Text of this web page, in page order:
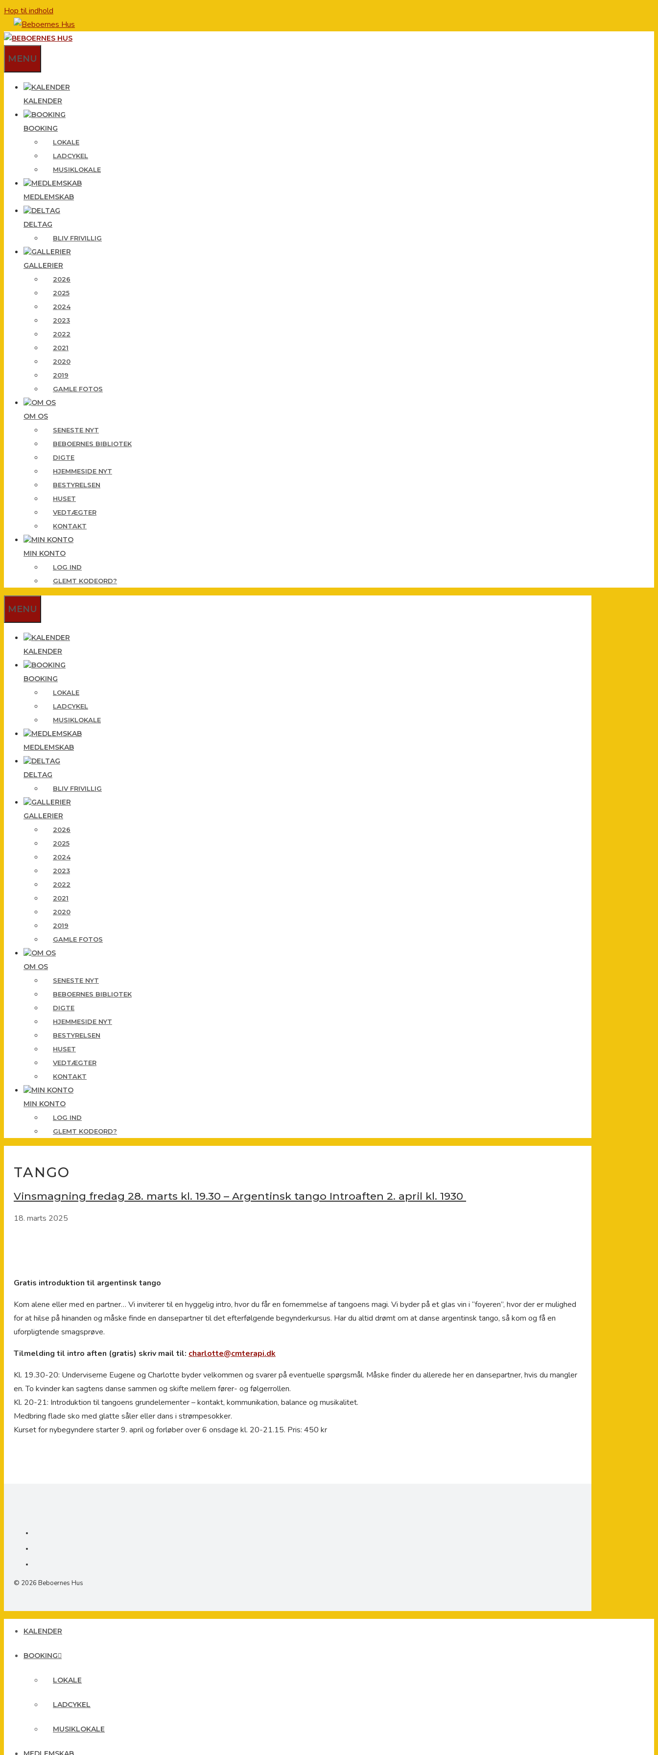
Hop til indhold
MENU
KALENDER
BOOKING
LOKALE
LADCYKEL
MUSIKLOKALE
MEDLEMSKAB
DELTAG
BLIV FRIVILLIG
GALLERIER
2026
2025
2024
2023
2022
2021
2020
2019
GAMLE FOTOS
OM OS
SENESTE NYT
BEBOERNES BIBLIOTEK
DIGTE
HJEMMESIDE NYT
BESTYRELSEN
HUSET
VEDTÆGTER
KONTAKT
MIN KONTO
LOG IND
GLEMT KODEORD?
MENU
KALENDER
BOOKING
LOKALE
LADCYKEL
MUSIKLOKALE
MEDLEMSKAB
DELTAG
BLIV FRIVILLIG
GALLERIER
2026
2025
2024
2023
2022
2021
2020
2019
GAMLE FOTOS
OM OS
SENESTE NYT
BEBOERNES BIBLIOTEK
DIGTE
HJEMMESIDE NYT
BESTYRELSEN
HUSET
VEDTÆGTER
KONTAKT
MIN KONTO
LOG IND
GLEMT KODEORD?
TANGO
Vinsmagning fredag 28. marts kl. 19.30 – Argentinsk tango Introaften 2. april kl. 1930
18. marts 2025
Gratis introduktion til argentinsk tango
Kom alene eller med en partner… Vi inviterer til en hyggelig intro, hvor du får en fornemmelse af tangoens magi. Vi byder på et glas vin i “foyeren”, hvor der er mulighed
for at hilse på hinanden og måske finde en dansepartner til det efterfølgende begynderkursus. Har du altid drømt om at danse argentinsk tango, så kom og få en
uforpligtende smagsprøve.
Tilmelding til intro aften (gratis) skriv mail til: charlotte@cmterapi.dk
Kl. 19.30-20: Underviserne Eugene og Charlotte byder velkommen og svarer på eventuelle spørgsmål. Måske finder du allerede her en dansepartner, hvis du mangler
en. To kvinder kan sagtens danse sammen og skifte mellem fører- og følgerrollen.
Kl. 20-21: Introduktion til tangoens grundelementer – kontakt, kommunikation, balance og musikalitet.
Medbring flade sko med glatte såler eller dans i strømpesokker.
Kurset for nybegyndere starter 9. april og forløber over 6 onsdage kl. 20-21.15. Pris: 450 kr
© 2026 Beboernes Hus
KALENDER
BOOKING
LOKALE
LADCYKEL
MUSIKLOKALE